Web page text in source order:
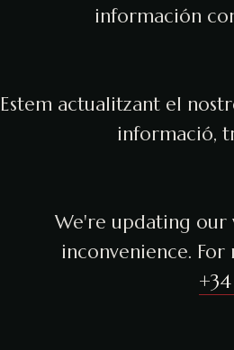
información
Estem actualitzant el
informació,
We're updating our
inconvenience.